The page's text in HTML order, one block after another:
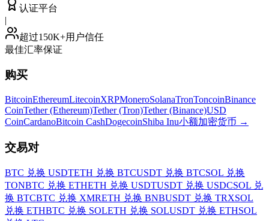
认证平台
|
超过150K+用户信任
最佳汇率保证
购买
BitcoinEthereumLitecoinXRPMoneroSolanaTronToncoinBinance
CoinTether (Ethereum)Tether (Tron)Tether (Binance)USD
CoinCardanoBitcoin CashDogecoinShiba Inu小额加密货币 →
交易对
BTC 兑换 USDTETH 兑换 BTCUSDT 兑换 BTCSOL 兑换
TONBTC 兑换 ETHETH 兑换 USDTUSDT 兑换 USDCSOL 兑
换 BTCBTC 兑换 XMRETH 兑换 BNBUSDT 兑换 TRXSOL
兑换 ETHBTC 兑换 SOLETH 兑换 SOLUSDT 兑换 ETHSOL